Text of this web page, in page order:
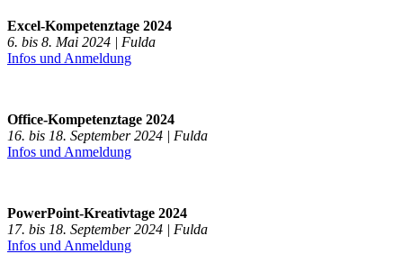
Excel-Kompetenztage 2024
6. bis 8. Mai 2024 | Fulda
Infos und Anmeldung
Office-Kompetenztage 2024
16. bis 18. September 2024 | Fulda
Infos und Anmeldung
PowerPoint-Kreativtage 2024
17. bis 18. September 2024 | Fulda
Infos und Anmeldung